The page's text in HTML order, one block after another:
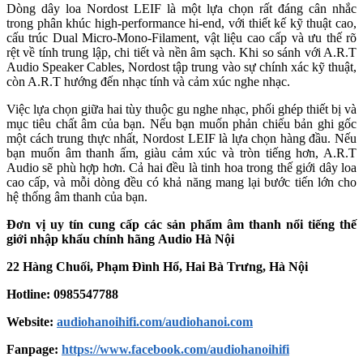
Dòng dây loa Nordost LEIF là một lựa chọn rất đáng cân nhắc
trong phân khúc high-performance hi-end, với thiết kế kỹ thuật cao,
cấu trúc Dual Micro-Mono-Filament, vật liệu cao cấp và ưu thế rõ
rệt về tính trung lập, chi tiết và nền âm sạch. Khi so sánh với A.R.T
Audio Speaker Cables, Nordost tập trung vào sự chính xác kỹ thuật,
còn A.R.T hướng đến nhạc tính và cảm xúc nghe nhạc.
Việc lựa chọn giữa hai tùy thuộc gu nghe nhạc, phối ghép thiết bị và
mục tiêu chất âm của bạn. Nếu bạn muốn phản chiếu bản ghi gốc
một cách trung thực nhất, Nordost LEIF là lựa chọn hàng đầu. Nếu
bạn muốn âm thanh ấm, giàu cảm xúc và tròn tiếng hơn, A.R.T
Audio sẽ phù hợp hơn. Cả hai đều là tinh hoa trong thế giới dây loa
cao cấp, và mỗi dòng đều có khả năng mang lại bước tiến lớn cho
hệ thống âm thanh của bạn.
Đơn vị uy tín cung cấp các sản phẩm âm thanh nổi tiếng thế
giới nhập khẩu chính hãng Audio Hà Nội
22 Hàng Chuối, Phạm Đình Hổ, Hai Bà Trưng, Hà Nội
Hotline: 0985547788
Website: audiohanoihifi.com/audiohanoi.com
Fanpage: https://www.facebook.com/audiohanoihifi